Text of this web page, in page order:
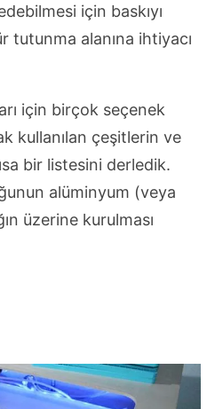
için baskıyı
alanına ihtiyacı
için birçok seçenek
kullanılan çeşitlerin ve
bir listesini derledik.
alüminyum (veya
üzerine kurulması